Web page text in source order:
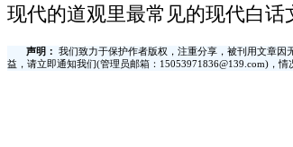
现代的道观里最常见的现代白话
声明：
我们致力于保护作者版权，注重分享，被刊用文章
益，请立即通知我们(管理员邮箱：15053971836@139.com)，